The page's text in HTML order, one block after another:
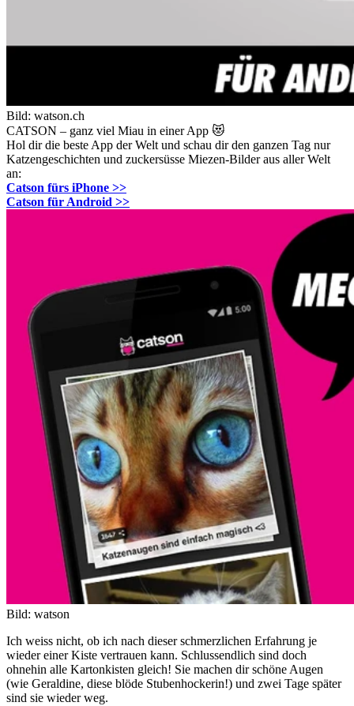
Bild: watson.ch
CATSON – ganz viel Miau in einer App 😻
Hol dir die beste App der Welt und schau dir den ganzen Tag nur
Katzengeschichten und zuckersüsse Miezen-Bilder aus aller Welt
an:
Catson fürs iPhone >>
Catson für Android >>
Bild: watson
Ich weiss nicht, ob ich nach dieser schmerzlichen Erfahrung je
wieder einer Kiste vertrauen kann. Schlussendlich sind doch
ohnehin alle Kartonkisten gleich! Sie machen dir schöne Augen
(wie Geraldine, diese blöde Stubenhockerin!) und zwei Tage später
sind sie wieder weg.